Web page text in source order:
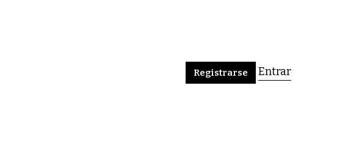
Registrarse Entrar